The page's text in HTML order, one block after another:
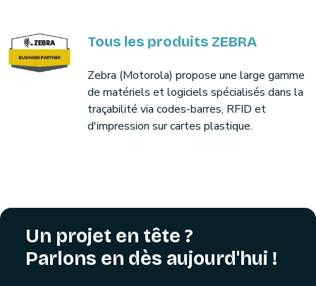
Tous les produits ZEBRA
Zebra (Motorola) propose une large gamme
de matériels et logiciels spécialisés dans la
traçabilité via codes-barres, RFID et
d'impression sur cartes plastique.
Un projet en tête ?
Parlons en dès aujourd'hui !